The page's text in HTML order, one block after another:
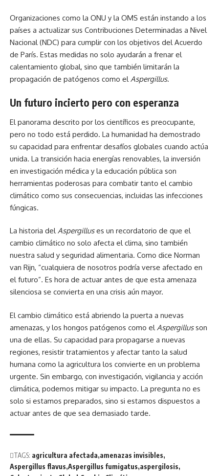
Organizaciones como la ONU y la OMS están instando a los
países a actualizar sus Contribuciones Determinadas a Nivel
Nacional (NDC) para cumplir con los objetivos del Acuerdo
de París. Estas medidas no solo ayudarán a frenar el
calentamiento global, sino que también limitarán la
propagación de patógenos como elAspergillus.
Un futuro incierto pero con esperanza
El panorama descrito por los científicos es preocupante,
pero no todo está perdido. La humanidad ha demostrado
su capacidad para enfrentar desafíos globales cuando actúa
unida. La transición hacia energías renovables, la inversión
en investigación médica y la educación pública son
herramientas poderosas para combatir tanto el cambio
climático como sus consecuencias, incluidas las infecciones
fúngicas.
La historia delAspergilluses un recordatorio de que el
cambio climático no solo afecta el clima, sino también
nuestra salud y seguridad alimentaria. Como dice Norman
van Rijn, “cualquiera de nosotros podría verse afectado en
el futuro”. Es hora de actuar antes de que esta amenaza
silenciosa se convierta en una crisis aún mayor.
El cambio climático está abriendo la puerta a nuevas
amenazas, y los hongos patógenos como elAspergillusson
una de ellas. Su capacidad para propagarse a nuevas
regiones, resistir tratamientos y afectar tanto la salud
humana como la agricultura los convierte en un problema
urgente. Sin embargo, con investigación, vigilancia y acción
climática, podemos mitigar su impacto. La pregunta no es
solo si estamos preparados, sino si estamos dispuestos a
actuar antes de que sea demasiado tarde.
TAGS: agricultura afectada amenazas invisibles
Aspergillus flavus Aspergillus fumigatus aspergilosis